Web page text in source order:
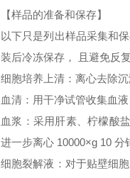
【样品的准备和保存】
以下只是列出样品采集和
装后冷冻保存， 且避免反复
细胞培养上清：离心去除
血清：用干净试管收集血
血浆：采用肝素、柠檬酸
进一步离心 10000×g 10 分
细胞裂解液：对于贴壁细